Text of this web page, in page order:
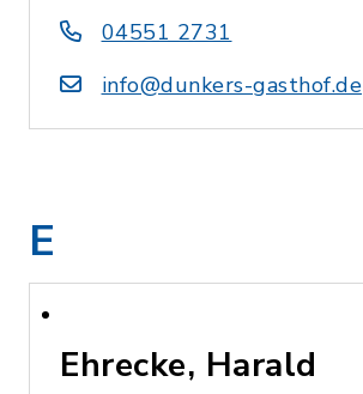
04551 2731
info@dunkers-gasthof.de
E
Ehrecke, Harald